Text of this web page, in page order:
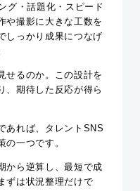
グ・話題化・スピード
や撮影に大きな工数を
しっかり成果につなげ
せるのか。この設計を
、期待した反応が得ら
あれば、タレントSNS
一つです。
から逆算し、最短で成
ずは状況整理だけで